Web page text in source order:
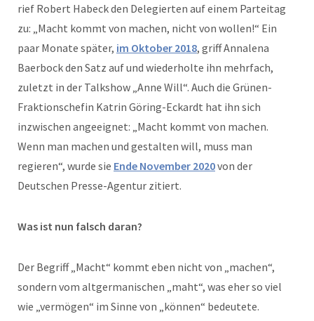
rief Robert Habeck den Delegierten auf einem Parteitag
zu: „Macht kommt von machen, nicht von wollen!“ Ein
paar Monate später, im Oktober 2018, griff Annalena
Baerbock den Satz auf und wiederholte ihn mehrfach,
zuletzt in der Talkshow „Anne Will“. Auch die Grünen-
Fraktionschefin Katrin Göring-Eckardt hat ihn sich
inzwischen angeeignet: „Macht kommt von machen.
Wenn man machen und gestalten will, muss man
regieren“, wurde sie Ende November 2020von der
Deutschen Presse-Agentur zitiert.
Was ist nun falsch daran?
Der Begriff „Macht“ kommt eben nicht von „machen“,
sondern vom altgermanischen „maht“, was eher so viel
wie „vermögen“ im Sinne von „können“ bedeutete.